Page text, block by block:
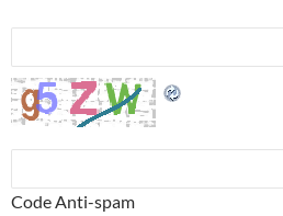
Code Anti-spam